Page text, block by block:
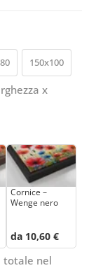
150x100
x
Cornice –
Wenge nero
da 10,60 €
totale nel